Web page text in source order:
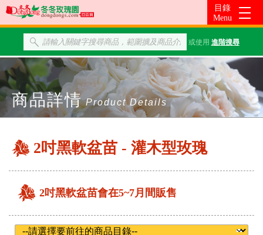
或使用 進階搜尋
商品詳情 Product Details
2吋黑軟盆苗 - 灌木型玫瑰
2吋黑軟盆苗會在5~7月間販售